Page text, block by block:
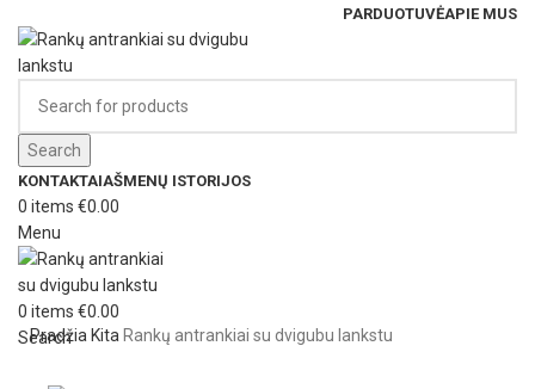
PARDUOTUVĖAPIE MUS
Search
KONTAKTAIAŠMENŲ ISTORIJOS
0 items €0.00
Menu
0 items €0.00
Search
Pradžia Kita Rankų antrankiai su dvigubu lankstu